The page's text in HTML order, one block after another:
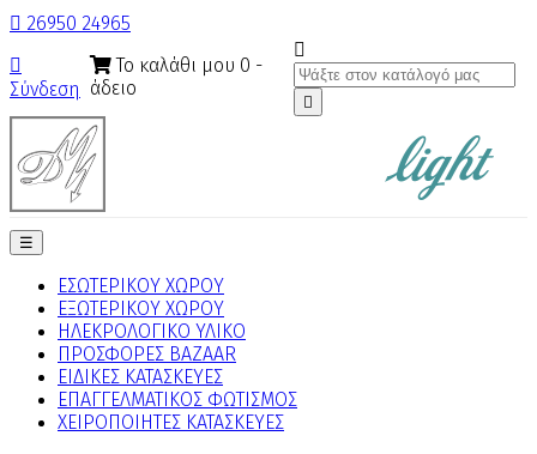
 26950 24965

Σύνδεση
Το καλάθι μου 0 -
άδειο


Toggle
navigation
☰
ΕΣΩΤΕΡΙΚΟΥ ΧΩΡΟΥ
ΕΞΩΤΕΡΙΚΟΥ ΧΩΡΟΥ
ΗΛΕΚΡΟΛΟΓΙΚΟ ΥΛΙΚΟ
ΠΡΟΣΦΟΡΕΣ BAZAAR
ΕΙΔΙΚΕΣ ΚΑΤΑΣΚΕΥΕΣ
ΕΠΑΓΓΕΛΜΑΤΙΚΟΣ ΦΩΤΙΣΜΟΣ
ΧΕΙΡΟΠΟΙΗΤΕΣ ΚΑΤΑΣΚΕΥΕΣ